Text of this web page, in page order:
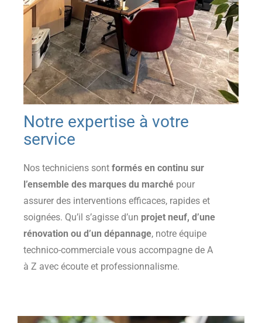
Notre expertise à votre
service
Nos techniciens sont formés en continu sur
l’ensemble des marques du marché pour
assurer des interventions efficaces, rapides et
soignées. Qu’il s’agisse d’un projet neuf, d’une
rénovation ou d’un dépannage, notre équipe
technico-commerciale vous accompagne de A
à Z avec écoute et professionnalisme.